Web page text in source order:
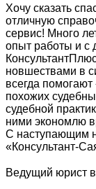
Хочу сказать
отличную
сервис! Много
опыт работы и с
новшествами в
всегда
похожих
судебной
ними экономлю
С наступающим
«Консультант-
Ведущий юрист